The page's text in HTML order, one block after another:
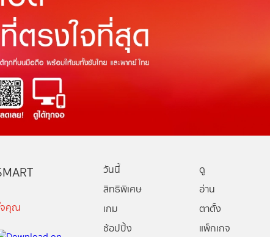
จคุณ
วันนี้
ดู
สิทธิพิเศษ
อ่าน
เกม
ตาตั้ง
ช้อปปิ้ง
แพ็กเกจ